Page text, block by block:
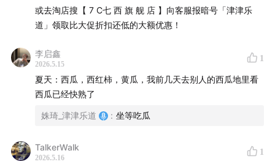
我们想聊聊：在燥热的五月，如何给身体加个速，平稳度
过这道换季的坎？
【听友福利】
本节目推荐的「七西沁凉被」所用料子是母婴级别，一面
凉感，一面软糯微绒，春、夏、秋三季都能盖它。家里有
或去淘店搜【 7 C七 西 旗 舰 店 】向客服报暗号「津津乐
道」领取比大促折扣还低的大额优惠！
李启鑫
2026.5.15
1
夏天：西瓜，西红柿，黄瓜，我前几天去别人的西瓜地里看
西瓜已经快熟了
姝琦_津津乐道 : 坐等吃瓜
TalkerWalk
2026.5.16
1